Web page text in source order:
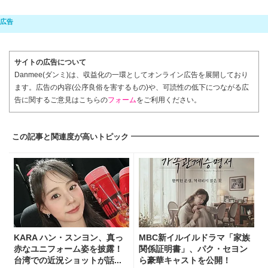
サイトの広告について
Danmee(ダンミ)は、収益化の一環としてオンライン広告を展開しており
ます。広告の内容(公序良俗を害するもの)や、可読性の低下につながる広
告に関するご意見はこちらのフォームをご利用ください。
この記事と関連度が高いトピック
KARA ハン・スンヨン、真っ
赤なユニフォーム姿を披露！
台湾での近況ショットが話...
MBC新イルイルドラマ「家族
関係証明書」、パク・セヨン
ら豪華キャストを公開！